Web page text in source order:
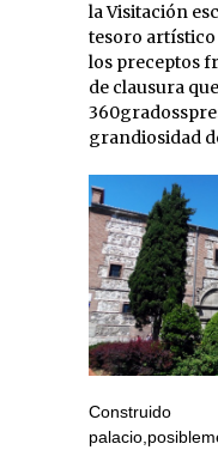
la Visitación
tesoro artístico
los preceptos
de clausura
grandiosidad